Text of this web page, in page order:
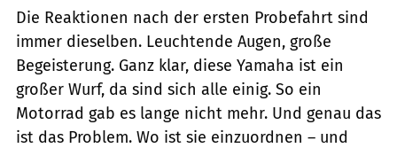
Die Reaktionen nach der ersten Probefahrt sind
immer dieselben. Leuchtende Augen, große
Begeisterung. Ganz klar, diese Yamaha ist ein
großer Wurf, da sind sich alle einig. So ein
Motorrad gab es lange nicht mehr. Und genau das
ist das Problem. Wo ist sie einzuordnen – und